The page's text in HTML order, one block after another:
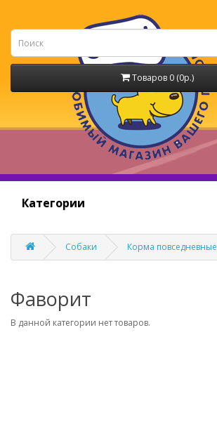
Товаров 0 (0р.)
Категории
Собаки Корма повседневные
Фаворит
В данной категории нет товаров.